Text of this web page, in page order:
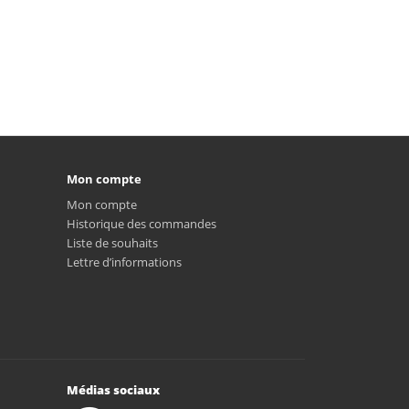
Mon compte
Mon compte
Historique des commandes
Liste de souhaits
Lettre d’informations
Médias sociaux